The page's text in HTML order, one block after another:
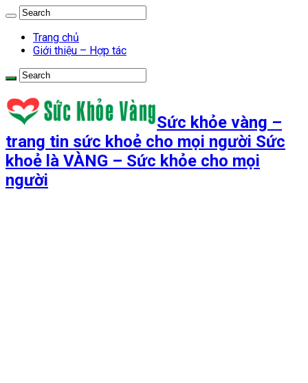
Trang chủ
Giới thiệu – Hợp tác
Sức khỏe vàng –
trang tin sức khoẻ cho mọi người Sức
khoẻ là VÀNG – Sức khỏe cho mọi
người